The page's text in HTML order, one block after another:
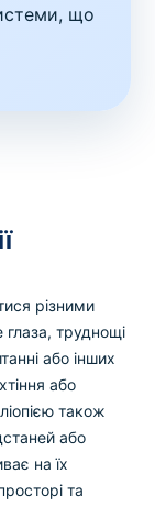
що
різними
труднощі
або інших
або
також
або
на їх
та